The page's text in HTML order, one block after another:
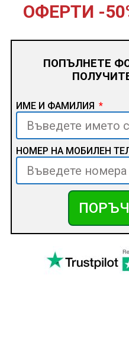
ОФЕРТИ -
ПОПЪЛНЕТЕ
ИМЕ И ФАМИЛИЯ
НОМЕР НА МОБИЛЕН